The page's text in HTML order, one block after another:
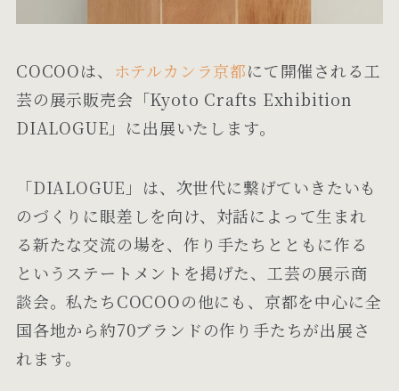
COCOOは、 ホテルカンラ京都にて開催される工
芸の展示販売会「Kyoto Crafts Exhibition
DIALOGUE」に出展いたします。
「DIALOGUE」は、次世代に繋げていきたいも
のづくりに眼差しを向け、対話によって生まれ
る新たな交流の場を、作り手たちとともに作る
というステートメントを掲げた、工芸の展示商
談会。私たちCOCOOの他にも、京都を中心に全
国各地から約70ブランドの作り手たちが出展さ
れます。